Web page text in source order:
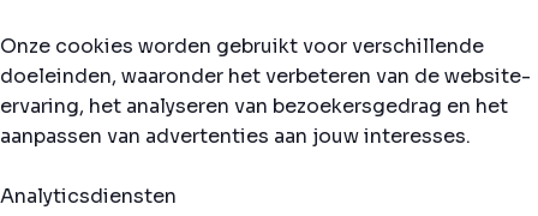
Onze cookies worden gebruikt voor verschillende
doeleinden, waaronder het verbeteren van de website-
ervaring, het analyseren van bezoekersgedrag en het
aanpassen van advertenties aan jouw interesses.
Analyticsdiensten